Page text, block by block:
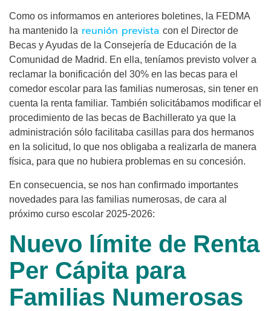
Como os informamos en anteriores boletines, la FEDMA
ha mantenido la reunión prevista con el Director de
Becas y Ayudas de la Consejería de Educación de la
Comunidad de Madrid. En ella, teníamos previsto volver a
reclamar la bonificación del 30% en las becas para el
comedor escolar para las familias numerosas, sin tener en
cuenta la renta familiar. También solicitábamos modificar el
procedimiento de las becas de Bachillerato ya que la
administración sólo facilitaba casillas para dos hermanos
en la solicitud, lo que nos obligaba a realizarla de manera
física, para que no hubiera problemas en su concesión.
En consecuencia, se nos han confirmado importantes
novedades para las familias numerosas, de cara al
próximo curso escolar 2025-2026:
Nuevo límite de Renta
Per Cápita para
Familias Numerosas